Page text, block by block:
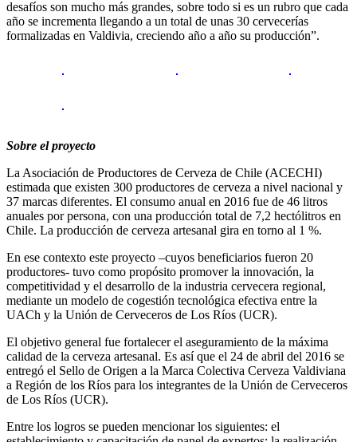
desafíos son mucho más grandes, sobre todo si es un rubro que cada
año se incrementa llegando a un total de unas 30 cervecerías
formalizadas en Valdivia, creciendo año a año su producción”.
Sobre el proyecto
La Asociación de Productores de Cerveza de Chile (ACECHI)
estimada que existen 300 productores de cerveza a nivel nacional y
37 marcas diferentes. El consumo anual en 2016 fue de 46 litros
anuales por persona, con una producción total de 7,2 hectólitros en
Chile. La producción de cerveza artesanal gira en torno al 1 %.
En ese contexto este proyecto –cuyos beneficiarios fueron 20
productores- tuvo como propósito promover la innovación, la
competitividad y el desarrollo de la industria cervecera regional,
mediante un modelo de cogestión tecnológica efectiva entre la
UACh y la Unión de Cerveceros de Los Ríos (UCR).
El objetivo general fue fortalecer el aseguramiento de la máxima
calidad de la cerveza artesanal. Es así que el 24 de abril del 2016 se
entregó el Sello de Origen a la Marca Colectiva Cerveza Valdiviana
a Región de los Ríos para los integrantes de la Unión de Cerveceros
de Los Ríos (UCR).
Entre los logros se pueden mencionar los siguientes: el